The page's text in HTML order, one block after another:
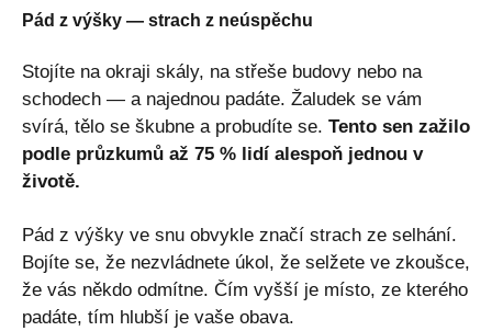
Pád z výšky — strach z neúspěchu
Stojíte na okraji skály, na střeše budovy nebo na
schodech — a najednou padáte. Žaludek se vám
svírá, tělo se škubne a probudíte se. Tento sen zažilo
podle průzkumů až 75 % lidí alespoň jednou v
životě.
Pád z výšky ve snu obvykle značí strach ze selhání.
Bojíte se, že nezvládnete úkol, že selžete ve zkoušce,
že vás někdo odmítne. Čím vyšší je místo, ze kterého
padáte, tím hlubší je vaše obava.